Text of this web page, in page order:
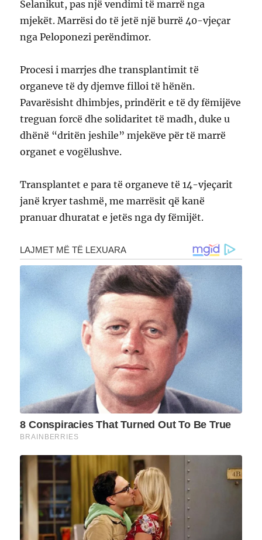
Selanikut, pas një vendimi të marrë nga
mjekët. Marrësi do të jetë një burrë 40-vjeçar
nga Peloponezi perëndimor.
Procesi i marrjes dhe transplantimit të
organeve të dy djemve filloi të hënën.
Pavarësisht dhimbjes, prindërit e të dy fëmijëve
treguan forcë dhe solidaritet të madh, duke u
dhënë “dritën jeshile” mjekëve për të marrë
organet e vogëlushve.
Transplantet e para të organeve të 14-vjeçarit
janë kryer tashmë, me marrësit që kanë
pranuar dhuratat e jetës nga dy fëmijët.